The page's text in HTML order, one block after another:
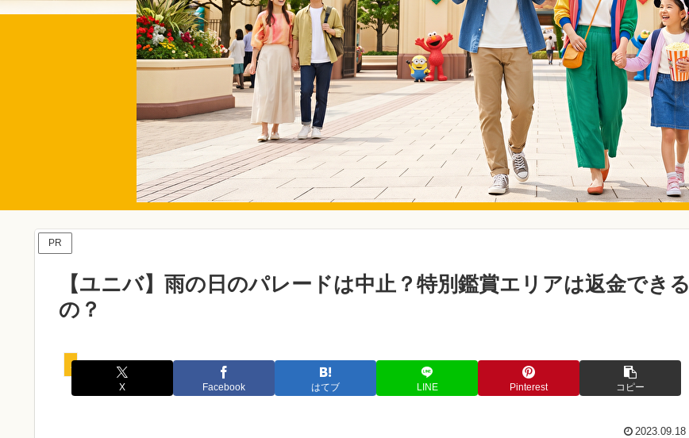
PR
【ユニバ】雨の日のパレードは中止？特別鑑賞エリアは返金できる
の？
パレード
X Facebook はてブ LINE Pinterest コピー
2023.09.18